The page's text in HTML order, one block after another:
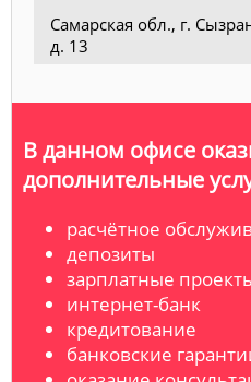
Самарская обл., г.
д. 13
В данном офисе
дополнительные
расчётное
депозиты
зарплатные
интернет-банк
кредитование
банковские